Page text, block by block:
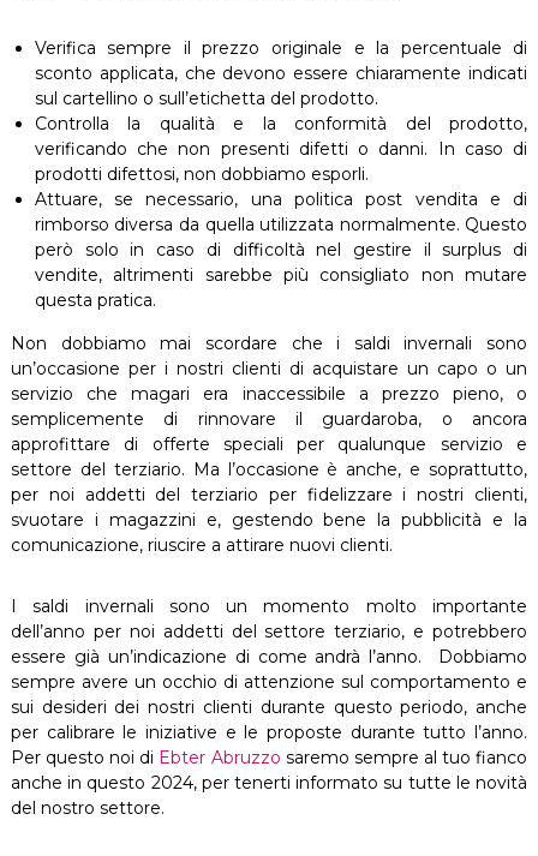
Verifica sempre il prezzo originale e la percentuale di
sconto applicata, che devono essere chiaramente indicati
sul cartellino o sull’etichetta del prodotto.
Controlla la qualità e la conformità del prodotto,
verificando che non presenti difetti o danni. In caso di
prodotti difettosi, non dobbiamo esporli.
Attuare, se necessario, una politica post vendita e di
rimborso diversa da quella utilizzata normalmente. Questo
però solo in caso di difficoltà nel gestire il surplus di
vendite, altrimenti sarebbe più consigliato non mutare
questa pratica.
Non dobbiamo mai scordare che i saldi invernali sono
un’occasione per i nostri clienti di acquistare un capo o un
servizio che magari era inaccessibile a prezzo pieno, o
semplicemente di rinnovare il guardaroba, o ancora
approfittare di offerte speciali per qualunque servizio e
settore del terziario. Ma l’occasione è anche, e soprattutto,
per noi addetti del terziario per fidelizzare i nostri clienti,
svuotare i magazzini e, gestendo bene la pubblicità e la
comunicazione, riuscire a attirare nuovi clienti.
I saldi invernali sono un momento molto importante
dell’anno per noi addetti del settore terziario, e potrebbero
essere già un’indicazione di come andrà l’anno. Dobbiamo
sempre avere un occhio di attenzione sul comportamento e
sui desideri dei nostri clienti durante questo periodo, anche
per calibrare le iniziative e le proposte durante tutto l’anno.
Per questo noi di Ebter Abruzzo saremo sempre al tuo fianco
anche in questo 2024, per tenerti informato su tutte le novità
del nostro settore.